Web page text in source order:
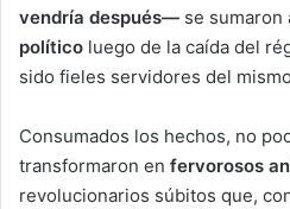
vendría después— se sumaron
político luego de la caída del
sido fieles servidores del
Consumados los hechos, no
transformaron en fervorosos
revolucionarios súbitos que,